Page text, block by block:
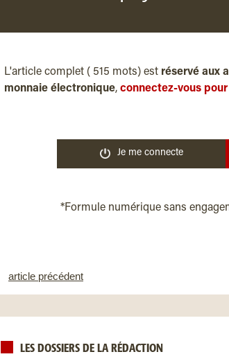
L'article complet ( 515 mots) est réservé aux
monnaie électronique, connectez-vous
Je me connecte
*Formule numérique sans
article précédent
LES DOSSIERS DE LA RÉDACTION